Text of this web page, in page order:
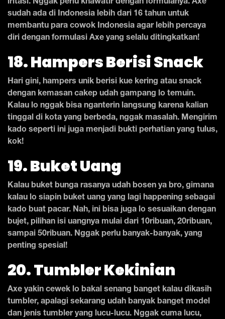
iritasi. Nggak perlu khawatir dengan formulanya. Axe
sudah ada di Indonesia lebih dari 16 tahun untuk
membantu para cowok Indonesia agar lebih percaya
diri dengan formulasi Axe yang selalu ditingkatkan!
18. Hampers Berisi Snack
Hari gini, hampers unik berisi kue kering atau snack
dengan kemasan cakep udah gampang lo temuin.
Kalau lo nggak bisa nganterin langsung karena kalian
tinggal di kota yang berbeda, nggak masalah. Mengirim
kado seperti ini juga menjadi bukti perhatian yang tulus,
kok!
19. Buket Uang
Kalau buket bunga rasanya udah bosen ya bro, gimana
kalau lo siapin buket uang yang lagi happening sebagai
kado buat pacar. Nah, ini bisa juga lo sesuaikan dengan
bujet, pilihan isi uangnya mulai dari 10ribuan, 20ribuan,
sampai 50ribuan. Nggak perlu banyak-banyak, yang
penting spesial!
20. Tumbler Kekinian
Axe yakin cewek lo bakal senang banget kalau dikasih
tumbler, apalagi sekarang udah banyak banget model
dan jenis tumbler yang lucu-lucu. Nggak cuma lucu,